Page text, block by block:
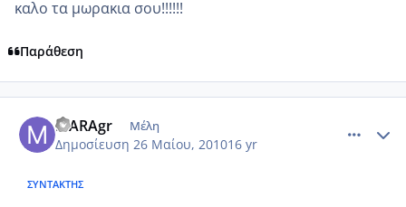
καλο τα μωρακια σου!!!!!!
Παράθεση
MARAgr Μέλη
Δημοσίευση 26 Μαίου, 201016 yr
ΣΥΝΤΆΚΤΗΣ